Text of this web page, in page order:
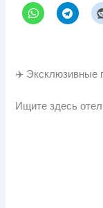
✈️ Эксклюзивные
Ищите здесь